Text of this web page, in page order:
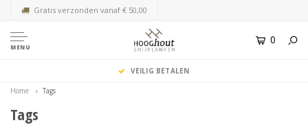
Gratis verzonden vanaf € 50,00
MENU
0
VEILIG BETALEN
Home Tags
Tags